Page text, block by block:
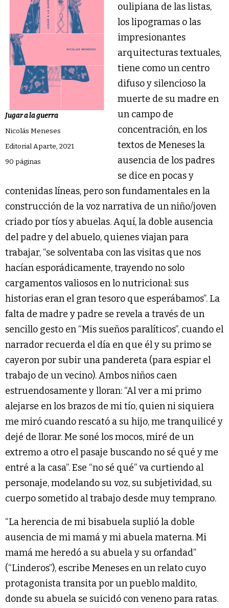
Jugar a la guerra
Nicolás Meneses
Editorial Aparte, 2021
90 páginas
oulipiana de las listas,
los lipogramas o las
impresionantes
arquitecturas textuales,
tiene como un centro
difuso y silencioso la
muerte de su madre en
un campo de
concentración, en los
textos de Meneses la
ausencia de los padres
se dice en pocas y
contenidas líneas, pero son fundamentales en la
construcción de la voz narrativa de un niño/joven
criado por tíos y abuelas. Aquí, la doble ausencia
del padre y del abuelo, quienes viajan para
trabajar, “se solventaba con las visitas que nos
hacían esporádicamente, trayendo no solo
cargamentos valiosos en lo nutricional: sus
historias eran el gran tesoro que esperábamos”. La
falta de madre y padre se revela a través de un
sencillo gesto en “Mis sueños paralíticos”, cuando el
narrador recuerda el día en que él y su primo se
cayeron por subir una pandereta (para espiar el
trabajo de un vecino). Ambos niños caen
estruendosamente y lloran: “Al ver a mi primo
alejarse en los brazos de mi tío, quien ni siquiera
me miró cuando rescató a su hijo, me tranquilicé y
dejé de llorar. Me soné los mocos, miré de un
extremo a otro el pasaje buscando no sé qué y me
entré a la casa”. Ese “no sé qué” va curtiendo al
personaje, modelando su voz, su subjetividad, su
cuerpo sometido al trabajo desde muy temprano.
“La herencia de mi bisabuela suplió la doble
ausencia de mi mamá y mi abuela materna. Mi
mamá me heredó a su abuela y su orfandad”
(“Linderos”), escribe Meneses en un relato cuyo
protagonista transita por un pueblo maldito,
donde su abuela se suicidó con veneno para ratas.